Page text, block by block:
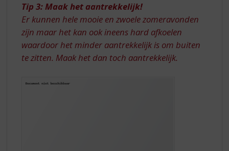
Tip 3: Maak het aantrekkelijk!
Er kunnen hele mooie en zwoele zomeravonden
zijn maar het kan ook ineens hard afkoelen
waardoor het minder aantrekkelijk is om buiten
te zitten. Maak het dan toch aantrekkelijk.